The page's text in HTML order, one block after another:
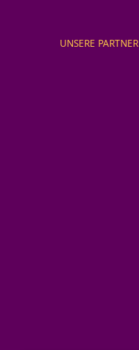
UNSERE PARTNER